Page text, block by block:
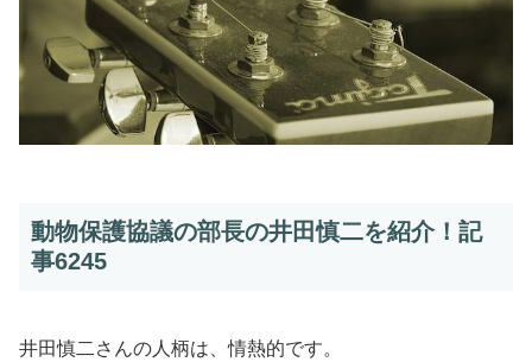
動物保護協議の部長の井田慎二を紹介！記
事6245
井田慎二さんの人柄は、情熱的です。